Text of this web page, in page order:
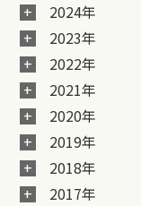
2024年
2023年
2022年
2021年
2020年
2019年
2018年
2017年